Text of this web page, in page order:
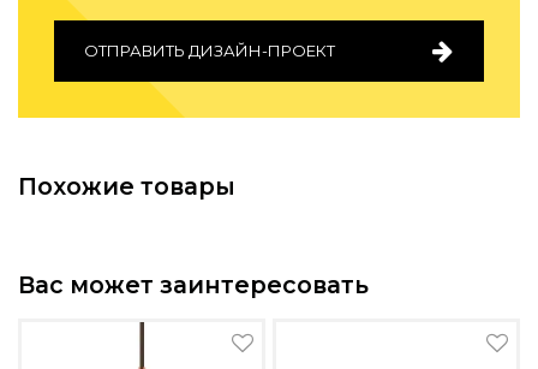
ОТПРАВИТЬ ДИЗАЙН-ПРОЕКТ
Похожие товары
Вас может заинтересовать